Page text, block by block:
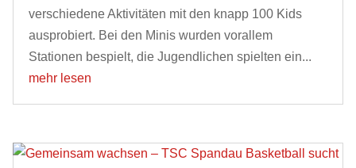
verschiedene Aktivitäten mit den knapp 100 Kids
ausprobiert. Bei den Minis wurden vorallem
Stationen bespielt, die Jugendlichen spielten ein...
mehr lesen